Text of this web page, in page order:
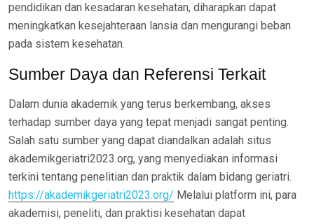
pendidikan dan kesadaran kesehatan, diharapkan dapat
meningkatkan kesejahteraan lansia dan mengurangi beban
pada sistem kesehatan.
Sumber Daya dan Referensi Terkait
Dalam dunia akademik yang terus berkembang, akses
terhadap sumber daya yang tepat menjadi sangat penting.
Salah satu sumber yang dapat diandalkan adalah situs
akademikgeriatri2023.org, yang menyediakan informasi
terkini tentang penelitian dan praktik dalam bidang geriatri.
https://akademikgeriatri2023.org/ Melalui platform ini, para
akademisi, peneliti, dan praktisi kesehatan dapat